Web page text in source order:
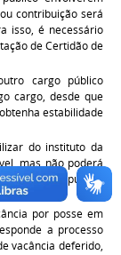
contribuição será
isso, é necessário
de Certidão de
cargo público
cargo, desde que
estabilidade
do instituto da
mas não poderá
no cargo público
por posse em
a processo
vacância deferido,